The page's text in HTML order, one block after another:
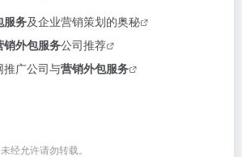
服务及企业营销策划的奥秘
销外包服务公司推荐
推广公司与营销外包服务
经允许请勿转载。